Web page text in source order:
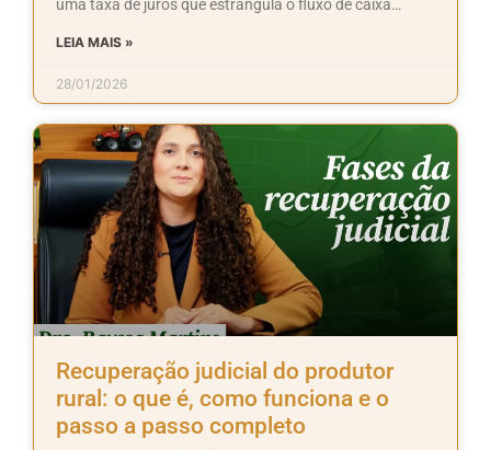
uma taxa de juros que estrangula o fluxo de caixa…
LEIA MAIS »
28/01/2026
Recuperação judicial do produtor
rural: o que é, como funciona e o
passo a passo completo